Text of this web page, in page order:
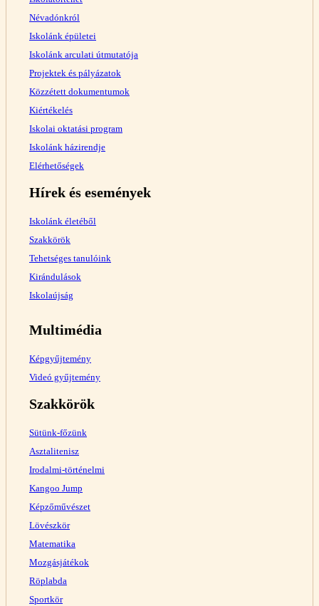
Névadónkról
Iskolánk épületei
Iskolánk arculati útmutatója
Projektek és pályázatok
Közzétett dokumentumok
Kiértékelés
Iskolai oktatási program
Iskolánk házirendje
Elérhetőségek
Hírek és események
Iskolánk életéből
Szakkörök
Tehetséges tanulóink
Kirándulások
Iskolaújság
Multimédia
Képgyűjtemény
Videó gyűjtemény
Szakkörök
Sütünk-főzünk
Asztalitenisz
Irodalmi-történelmi
Kangoo Jump
Képzőművészet
Lövészkör
Matematika
Mozgásjátékok
Röplabda
Sportkör